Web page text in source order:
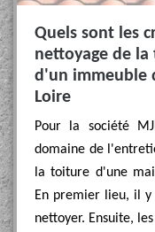
Quels sont les
nettoyage de
d'un immeuble
Loire
Pour la société
domaine de
la toiture d'une
En premier lieu, il
nettoyer. Ensuite,